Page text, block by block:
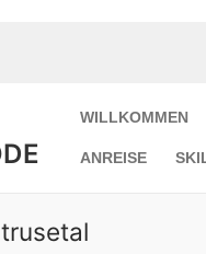
WILLKOMMEN
ANREISE
trusetal